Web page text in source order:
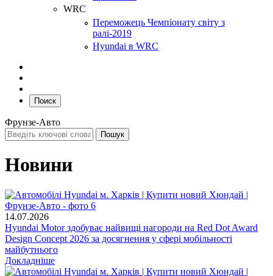
WRC
Переможець Чемпіонату світу з
ралі-2019
Hyundai в WRC
Поиск
Фрунзе-Авто
Новини
14.07.2026
Hyundai Motor здобуває найвищі нагороди на Red Dot Award
Design Concept 2026 за досягнення у сфері мобільності
майбутнього
Докладніше